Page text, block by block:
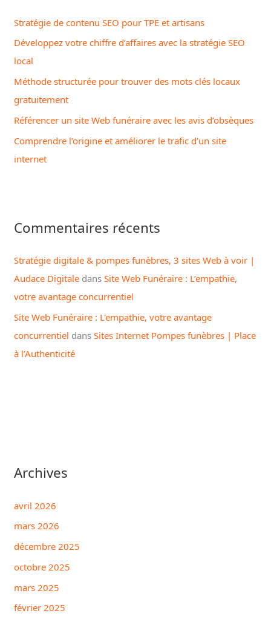
Stratégie de contenu SEO pour TPE et artisans
Développez votre chiffre d’affaires avec la stratégie SEO
local
Méthode structurée pour trouver des mots clés locaux
gratuitement
Référencer un site Web funéraire avec les avis d’obsèques
Comprendre l’origine et améliorer le trafic d’un site
internet
Commentaires récents
Stratégie digitale & pompes funèbres, 3 sites Web à voir |
Audace Digitale dansSite Web Funéraire : L’empathie,
votre avantage concurrentiel
Site Web Funéraire : L'empathie, votre avantage
concurrentiel dansSites Internet Pompes funèbres | Place
à l’Authenticité
Archives
avril 2026
mars 2026
décembre 2025
octobre 2025
mars 2025
février 2025